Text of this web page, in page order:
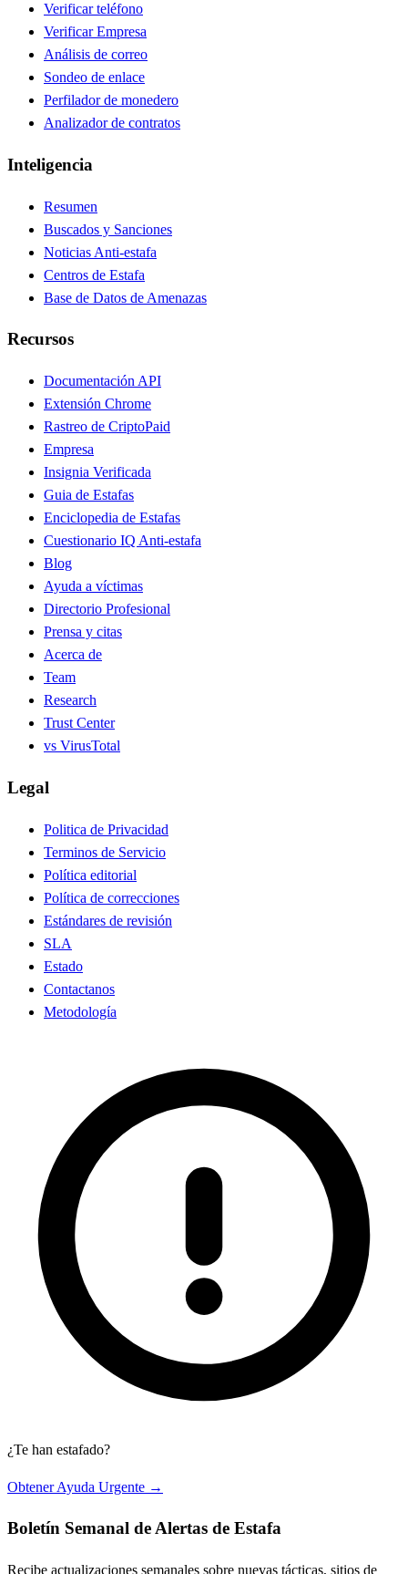
Verificar teléfono
Verificar Empresa
Análisis de correo
Sondeo de enlace
Perfilador de monedero
Analizador de contratos
Inteligencia
Resumen
Buscados y Sanciones
Noticias Anti-estafa
Centros de Estafa
Base de Datos de Amenazas
Recursos
Documentación API
Extensión Chrome
Rastreo de CriptoPaid
Empresa
Insignia Verificada
Guia de Estafas
Enciclopedia de Estafas
Cuestionario IQ Anti-estafa
Blog
Ayuda a víctimas
Directorio Profesional
Prensa y citas
Acerca de
Team
Research
Trust Center
vs VirusTotal
Legal
Politica de Privacidad
Terminos de Servicio
Política editorial
Política de correcciones
Estándares de revisión
SLA
Estado
Contactanos
Metodología
¿Te han estafado?
Obtener Ayuda Urgente →
Boletín Semanal de Alertas de Estafa
Recibe actualizaciones semanales sobre nuevas tácticas, sitios de